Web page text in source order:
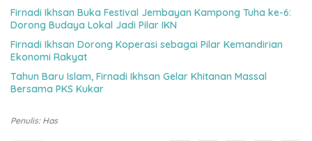
Firnadi Ikhsan Buka Festival Jembayan Kampong Tuha ke-6:
Dorong Budaya Lokal Jadi Pilar IKN
Firnadi Ikhsan Dorong Koperasi sebagai Pilar Kemandirian
Ekonomi Rakyat
Tahun Baru Islam, Firnadi Ikhsan Gelar Khitanan Massal
Bersama PKS Kukar
Penulis: Has